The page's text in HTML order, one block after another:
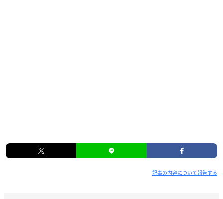
記事の内容について報告する